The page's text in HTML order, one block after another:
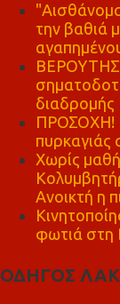
την βαθιά
ΒΕΡΟΥΤΗΣ:
διαδρομής
ΠΡΟΣΟΧΗ!
πυρκαγιάς
Χωρίς
Ανοικτή η
φωτιά
ΟΔΗΓΟΣ